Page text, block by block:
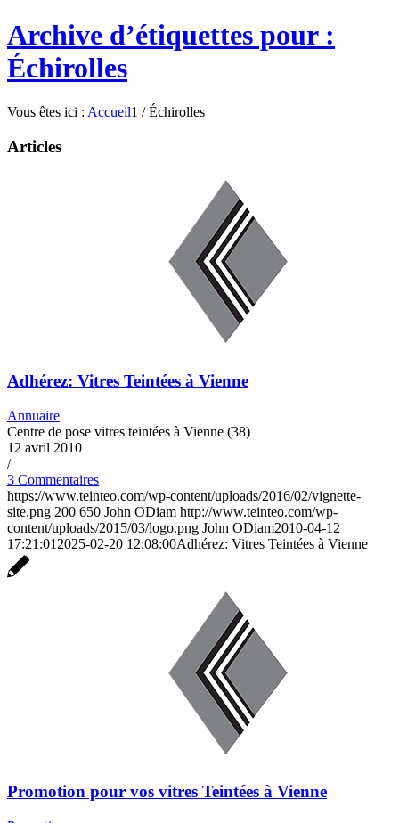
Archive d’étiquettes pour :
Échirolles
Vous êtes ici : Accueil1 / Échirolles
Articles
Adhérez: Vitres Teintées à Vienne
Annuaire
Centre de pose vitres teintées à Vienne (38)
12 avril 2010
/
3 Commentaires
https://www.teinteo.com/wp-content/uploads/2016/02/vignette-
site.png 200 650 John ODiam http://www.teinteo.com/wp-
content/uploads/2015/03/logo.png John ODiam2010-04-12
17:21:01 2025-02-20 12:08:00Adhérez: Vitres Teintées à Vienne
Promotion pour vos vitres Teintées à Vienne